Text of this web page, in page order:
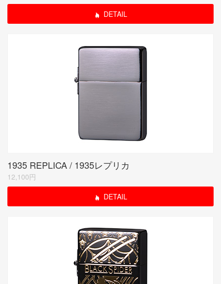
DETAIL
1935 REPLICA / 1935レプリカ
12,100円
DETAIL